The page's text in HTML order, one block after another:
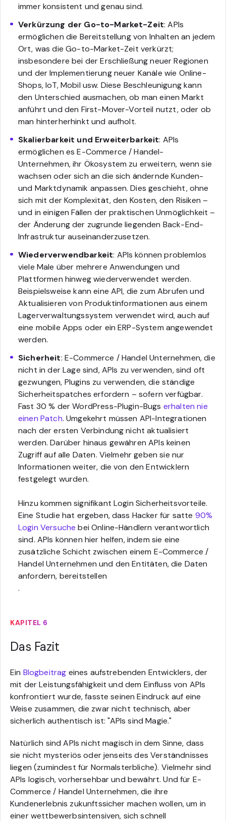
immer konsistent und genau sind.
Verkürzung der Go-to-Market-Zeit: APIs
ermöglichen die Bereitstellung von Inhalten an jedem
Ort, was die Go-to-Market-Zeit verkürzt;
insbesondere bei der Erschließung neuer Regionen
und der Implementierung neuer Kanäle wie Online-
Shops, IoT, Mobil usw. Diese Beschleunigung kann
den Unterschied ausmachen, ob man einen Markt
anführt und den First-Mover-Vorteil nutzt, oder ob
man hinterherhinkt und aufholt.
Skalierbarkeit und Erweiterbarkeit: APIs
ermöglichen es E-Commerce / Handel-
Unternehmen, ihr Ökosystem zu erweitern, wenn sie
wachsen oder sich an die sich ändernde Kunden-
und Marktdynamik anpassen. Dies geschieht, ohne
sich mit der Komplexität, den Kosten, den Risiken –
und in einigen Fällen der praktischen Unmöglichkeit –
der Änderung der zugrunde liegenden Back-End-
Infrastruktur auseinanderzusetzen.
Wiederverwendbarkeit: APIs können problemlos
viele Male über mehrere Anwendungen und
Plattformen hinweg wiederverwendet werden.
Beispielsweise kann eine API, die zum Abrufen und
Aktualisieren von Produktinformationen aus einem
Lagerverwaltungssystem verwendet wird, auch auf
eine mobile Apps oder ein ERP-System angewendet
werden.
Sicherheit: E-Commerce / Handel Unternehmen, die
nicht in der Lage sind, APIs zu verwenden, sind oft
gezwungen, Plugins zu verwenden, die ständige
Sicherheitspatches erfordern – sofern verfügbar.
Fast 30 % der WordPress-Plugin-Bugs erhalten nie
einen Patch. Umgekehrt müssen API-Integrationen
nach der ersten Verbindung nicht aktualisiert
werden. Darüber hinaus gewähren APIs keinen
Zugriff auf alle Daten. Vielmehr geben sie nur
Informationen weiter, die von den Entwicklern
festgelegt wurden.
Hinzu kommen signifikant Login Sicherheitsvorteile.
Eine Studie hat ergeben, dass Hacker für satte 90%
Login Versuchebei Online-Händlern verantwortlich
sind. APIs können hier helfen, indem sie eine
zusätzliche Schicht zwischen einem E-Commerce /
Handel Unternehmen und den Entitäten, die Daten
anfordern, bereitstellen
.
KAPITEL 6
Das Fazit
Ein Blogbeitrag eines aufstrebenden Entwicklers, der
mit der Leistungsfähigkeit und dem Einfluss von APIs
konfrontiert wurde, fasste seinen Eindruck auf eine
Weise zusammen, die zwar nicht technisch, aber
sicherlich authentisch ist: "APIs sind Magie."
Natürlich sind APIs nicht magisch in dem Sinne, dass
sie nicht mysteriös oder jenseits des Verständnisses
liegen (zumindest für Normalsterbliche). Vielmehr sind
APIs logisch, vorhersehbar und bewährt. Und für E-
Commerce / Handel Unternehmen, die ihre
Kundenerlebnis zukunftssicher machen wollen, um in
einer wettbewerbsintensiven, sich schnell